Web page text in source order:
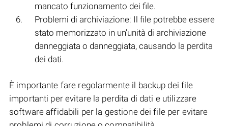
mancato funzionamento dei file.
Problemi di archiviazione: Il file potrebbe essere
stato memorizzato in un'unità di archiviazione
danneggiata o danneggiata, causando la perdita
dei dati.
È importante fare regolarmente il backup dei file
importanti per evitare la perdita di dati e utilizzare
software affidabili per la gestione dei file per evitare